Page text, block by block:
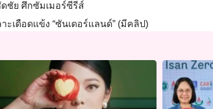
ดชัย ศึกซัมเมอร์ซีรีส์
ะเดือดแข้ง “ซันเดอร์แลนด์” (มีคลิป)